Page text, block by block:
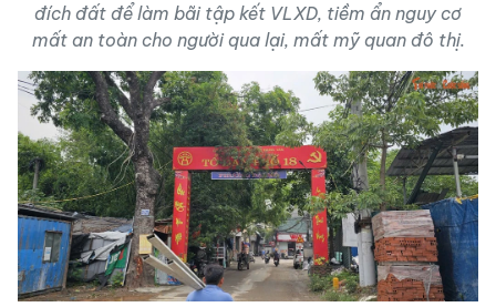
đích đất để làm bãi tập kết VLXD, tiềm ẩn nguy cơ
mất an toàn cho người qua lại, mất mỹ quan đô thị.